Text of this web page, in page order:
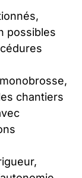
possibles
chantiers